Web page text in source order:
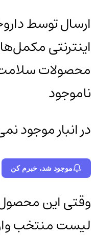
ارسال توسط
اینترنتی
محصولات
ناموجود
در انبار موجود
موجود شد، خبرم کن
وقتی این محصول
لیست منتخب